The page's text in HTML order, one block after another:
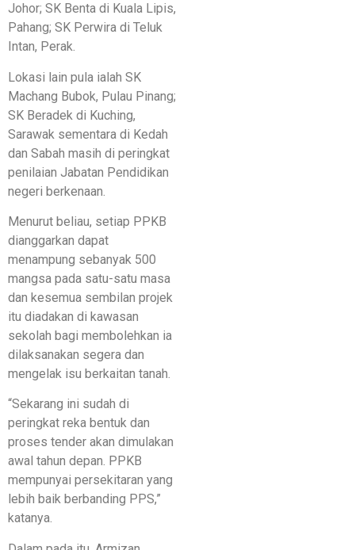
Johor; SK Benta di Kuala Lipis,
Pahang; SK Perwira di Teluk
Intan, Perak.
Lokasi lain pula ialah SK
Machang Bubok, Pulau Pinang;
SK Beradek di Kuching,
Sarawak sementara di Kedah
dan Sabah masih di peringkat
penilaian Jabatan Pendidikan
negeri berkenaan.
Menurut beliau, setiap PPKB
dianggarkan dapat
menampung sebanyak 500
mangsa pada satu-satu masa
dan kesemua sembilan projek
itu diadakan di kawasan
sekolah bagi membolehkan ia
dilaksanakan segera dan
mengelak isu berkaitan tanah.
“Sekarang ini sudah di
peringkat reka bentuk dan
proses tender akan dimulakan
awal tahun depan. PPKB
mempunyai persekitaran yang
lebih baik berbanding PPS,”
katanya.